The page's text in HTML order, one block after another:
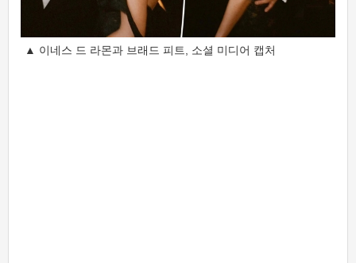
▲ 이네스 드 라몬과 브래드 피트, 소셜 미디어 캡처